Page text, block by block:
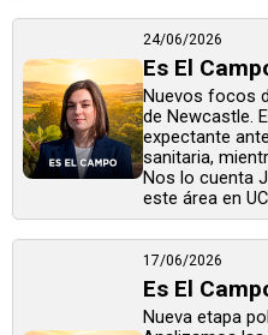
24/06/2026
Es El
Nuevos focos
de Newcastle.
expectante
sanitaria,
Nos lo cuenta
este área en
17/06/2026
Es El
Nueva etapa